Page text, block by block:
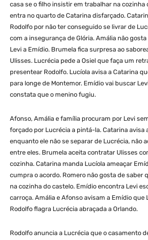
casa se o filho insistir em trabalhar na cozinha
entra no quarto de Catarina disfarçado.
Rodolfo por não ter conseguido se livrar de
com a insegurança de Glória. Amália não
Levi a Emídio. Brumela fica surpresa ao
Ulisses. Lucrécia pede a Osiel que faça um
presentear Rodolfo. Lucíola avisa a Catarina
para longe de Montemor. Emídio vai buscar
constata que o menino fugiu.
Afonso, Amália e família procuram por Levi
forçado por Lucrécia a pintá-la. Catarina avisa
enquanto ele não se separar de Lucrécia, não
entre eles. Brumela aceita contratar Ulisses
cozinha. Catarina manda Lucíola ameaçar
cumpra o acordo. Romero não gosta de saber
na cozinha do castelo. Emídio encontra Levi
carroça. Amália e Afonso avisam a Emídio que
Rodolfo flagra Lucrécia abraçada a Orlando.
Rodolfo anuncia a Lucrécia que o casamento